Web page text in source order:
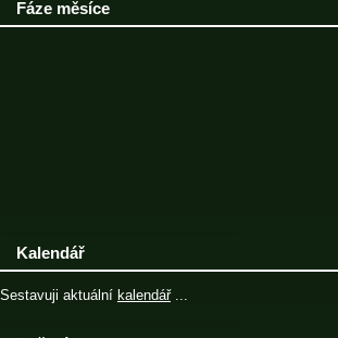
Fáze měsíce
Kalendář
Sestavuji aktuální kalendář...